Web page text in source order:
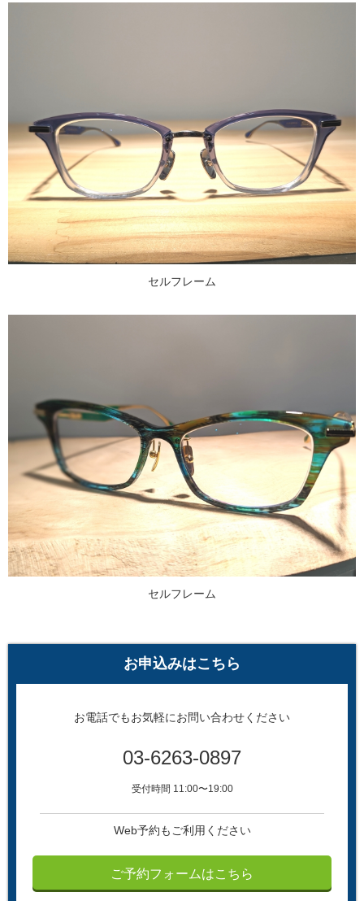
セルフレーム
セルフレーム
お申込みはこちら
お電話でもお気軽にお問い合わせください
03-6263-0897
受付時間 11:00〜19:00
Web予約もご利用ください
ご予約フォームはこちら